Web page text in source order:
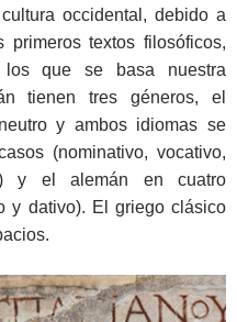
occidental, debido a
textos filosóficos,
los que se basa nuestra
tienen tres géneros, el
y ambos idiomas se
(nominativo, vocativo,
y el alemán en cuatro
y dativo). El griego clásico